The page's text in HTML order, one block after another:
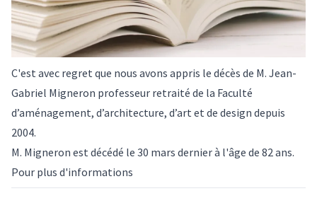
C'est avec regret que nous avons appris le décès de M. Jean-
Gabriel Migneron professeur retraité de la Faculté
d’aménagement, d’architecture, d’art et de design depuis
2004.
M. Migneron est décédé le 30 mars dernier à l'âge de 82 ans.
Pour plus d'informations